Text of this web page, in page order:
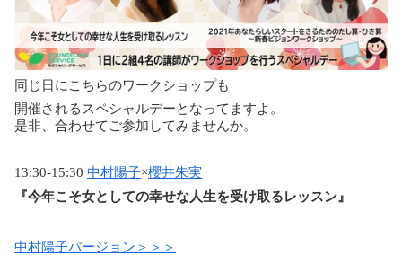
同じ日にこちらのワークショップも
開催されるスペシャルデーとなってますよ。
是非、合わせてご参加してみませんか。
13:30-15:30 中村陽子×櫻井朱実
『今年こそ女としての幸せな人生を受け取るレッスン』
中村陽子バージョン＞＞＞